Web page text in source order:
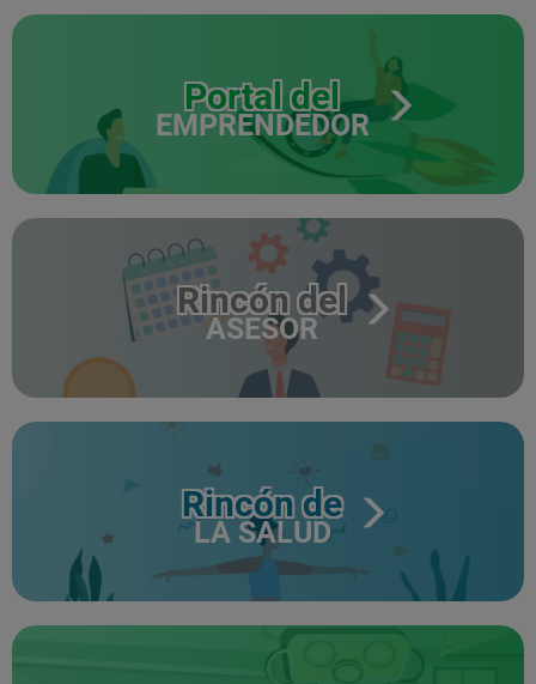
Portal del
EMPRENDEDOR
Rincón del
ASESOR
Rincón de
LA SALUD